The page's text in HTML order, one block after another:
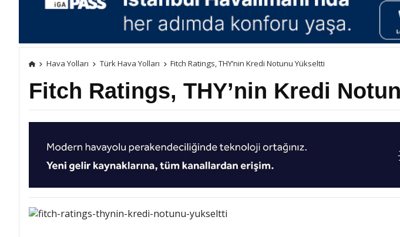
Hava Yolları Türk Hava Yolları Fitch Ratings, THY’nin Kredi Notunu Yükseltti
Fitch Ratings, THY’nin Kredi